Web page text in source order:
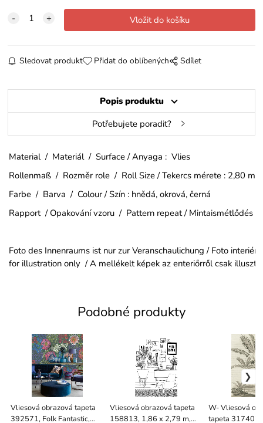
Sledovat produkt Přidat do oblíbených Sdílet
Popis produktu
Potřebujete poradit?
Material / Materiál / Surface / Anyaga : Vlies
Rollenmaß / Rozměr role / Roll Size / Tekercs mérete : 2,80 m
Farbe / Barva / Colour / Szín : hnědá, okrová, černá
Rapport / Opakování vzoru / Pattern repeat / Mintaismétlődés :
Foto des Innenraums ist nur zur Veranschaulichung / Foto
for illustration only / A mellékelt képek az enteriőrről csak
Podobné produkty
Vliesová obrazová tapeta
392571, Folk Fantastic,
Vliesová obrazová tapeta
158813, 1,86 x 2,79 m,
W- Vliesová
tapeta